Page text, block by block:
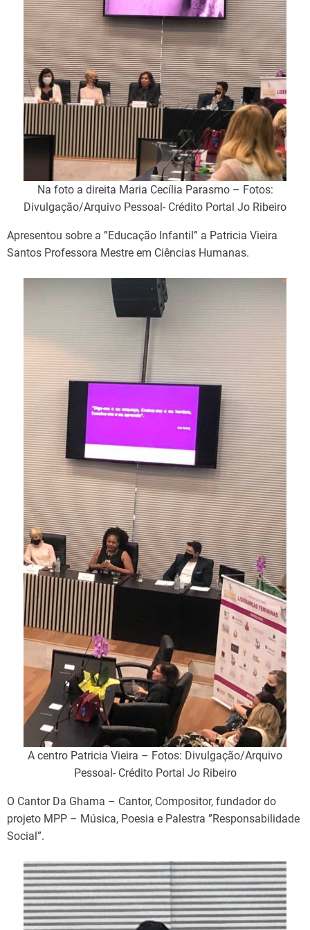
Na foto a direita Maria Cecília Parasmo – Fotos:
Divulgação/Arquivo Pessoal- Crédito Portal Jo Ribeiro
Apresentou sobre a ”Educação Infantil” a Patricia Vieira
Santos Professora Mestre em Ciências Humanas.
A centro Patricia Vieira – Fotos: Divulgação/Arquivo
Pessoal- Crédito Portal Jo Ribeiro
O Cantor Da Ghama – Cantor, Compositor, fundador do
projeto MPP – Música, Poesia e Palestra ”Responsabilidade
Social”.